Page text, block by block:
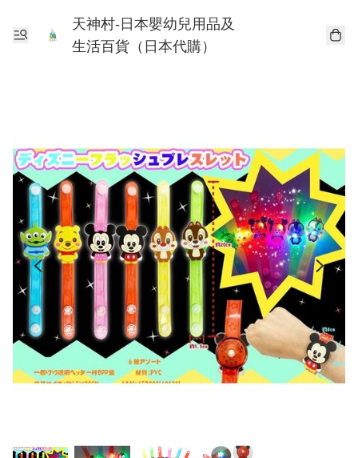
天神村-日本嬰幼兒用品及
生活百貨（日本代購）